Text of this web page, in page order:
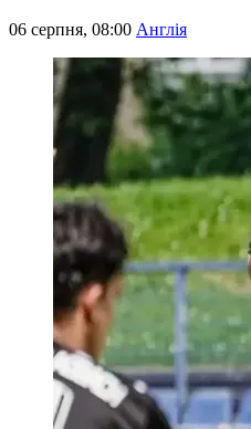
06 серпня, 08:00 Англія